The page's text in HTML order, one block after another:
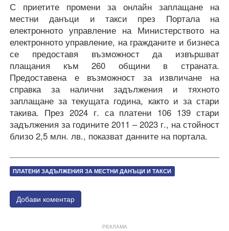
С приетите промени за онлайн заплащане на
местни данъци и такси през Портала на
електронното управление на Министерството на
електронното управление, на гражданите и бизнеса
се предоставя възможност да извършват
плащания към 260 общини в страната.
Предоставена е възможност за извличане на
справка за налични задължения и тяхното
заплащане за текущата година, както и за стари
такива. През 2024 г. са платени 106 139 стари
задължения за годините 2011 – 2023 г., на стойност
близо 2,5 млн. лв., показват данните на портала.
ПЛАТЕНИ ЗАДЪЛЖЕНИЯ ЗА МЕСТНИ ДАНЪЦИ И ТАКСИ
Добави коментар
РЕКЛАМА